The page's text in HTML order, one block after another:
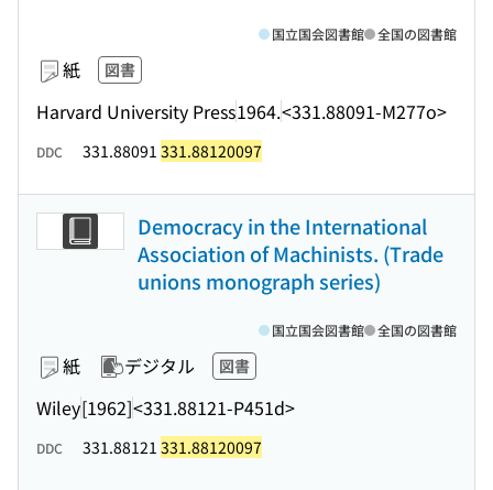
紙 図書
Harvard University Press1964.<331.88091-M277o>
国立国会図書館 全国の図書館
DDC 331.88091 331.88120097
Democracy in the International
Association of Machinists. (Trade
unions monograph series)
紙 デジタル 図書
Wiley[1962]<331.88121-P451d>
国立国会図書館 全国の図書館
DDC 331.88121 331.88120097